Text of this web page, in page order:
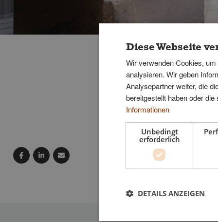
Diese Webseite
Wir verwenden Cookies,
analysieren. Wir geben
Analysepartner weiter, die
bereitgestellt haben oder
Informationen
Unbedingt
erforderlich
DETAILS ANZEIGEN